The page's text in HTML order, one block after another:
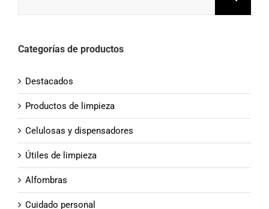
Categorías de productos
Destacados
Productos de limpieza
Celulosas y dispensadores
Útiles de limpieza
Alfombras
Cuidado personal